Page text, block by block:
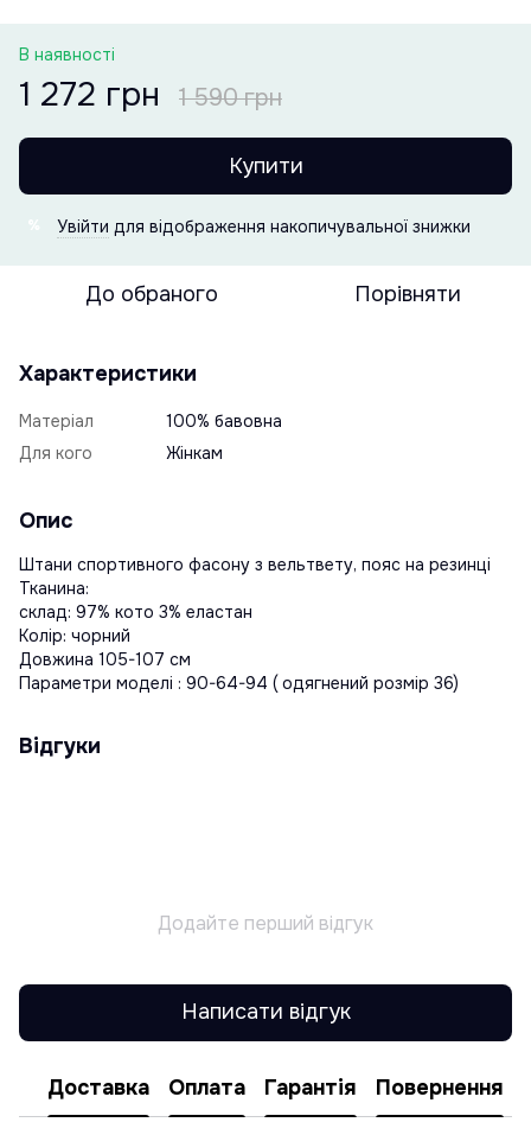
В наявності
1 272 грн 1 590 грн
Купити
Увійти для відображення накопичувальної знижки
До обраного Порівняти
Характеристики
Матеріал
100% бавовна
Для кого
Жінкам
Опис
Штани спортивного фасону з вельтвету, пояс на резинці
Тканина:
склад: 97% кото 3% еластан
Колір: чорний
Довжина 105-107 см
Параметри моделі : 90-64-94 ( одягнений розмір 36)
Відгуки
Додайте перший відгук
Написати відгук
Доставка Оплата Гарантія Повернення